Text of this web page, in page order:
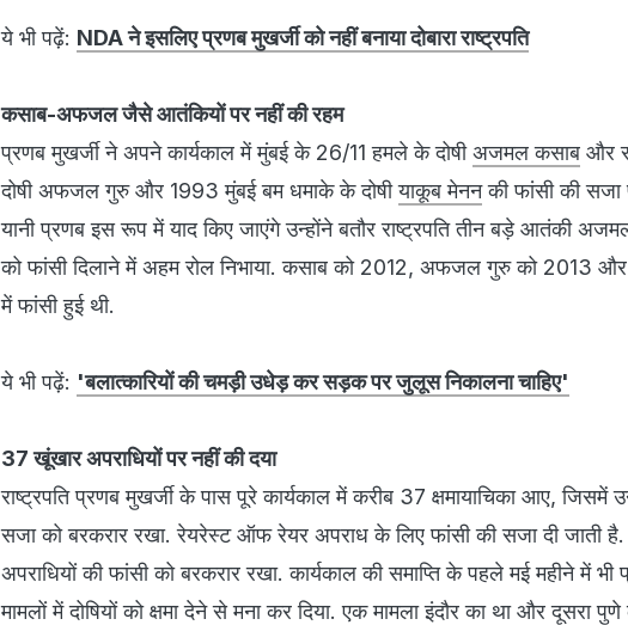
ये भी पढ़ें: NDA ने इसलिए प्रणब मुखर्जी को नहीं बनाया दोबारा राष्ट्रपति
कसाब-अफजल जैसे आतंकियों पर नहीं की रहम
प्रणब मुखर्जी ने अपने कार्यकाल में मुंबई के 26/11 हमले के दोषीअजमल कसाब और
दोषी अफजल गुरु और 1993 मुंबई बम धमाके के दोषीयाकूब मेननकी फांसी की सजा
यानी प्रणब इस रूप में याद किए जाएंगे उन्होंने बतौर राष्ट्रपति तीन बड़े आतंकी
को फांसी दिलाने में अहम रोल निभाया. कसाब को 2012, अफजल गुरु को 2013
में फांसी हुई थी.
ये भी पढ़ें: 'बलात्कारियों की चमड़ी उधेड़ कर सड़क पर जुलूस निकालना चाहिए'
37 खूंखार अपराधियों पर नहीं की दया
राष्ट्रपति प्रणब मुखर्जी के पास पूरे कार्यकाल में करीब 37 क्षमायाचिका आए, जिसमें
सजा को बरकरार रखा. रेयरेस्ट ऑफ रेयर अपराध के लिए फांसी की सजा दी जाती है.
अपराधियों की फांसी को बरकरार रखा. कार्यकाल की समाप्ति के पहले मई महीने में
मामलों में दोषियों को क्षमा देने से मना कर दिया. एक मामला इंदौर का था और दूसरा पुणे